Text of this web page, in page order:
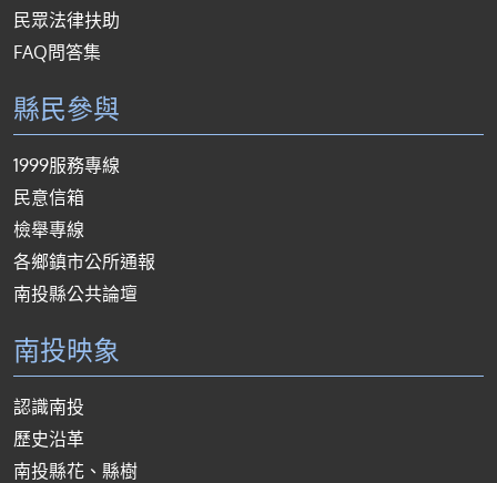
民眾法律扶助
FAQ問答集
縣民參與
1999服務專線
民意信箱
檢舉專線
各鄉鎮市公所通報
南投縣公共論壇
南投映象
認識南投
歷史沿革
南投縣花、縣樹